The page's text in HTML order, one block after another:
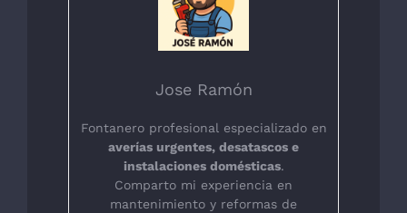
Jose Ramón
Fontanero profesional especializado en
averías urgentes, desatascos e
instalaciones domésticas.
Comparto mi experiencia en
mantenimiento y reformas de